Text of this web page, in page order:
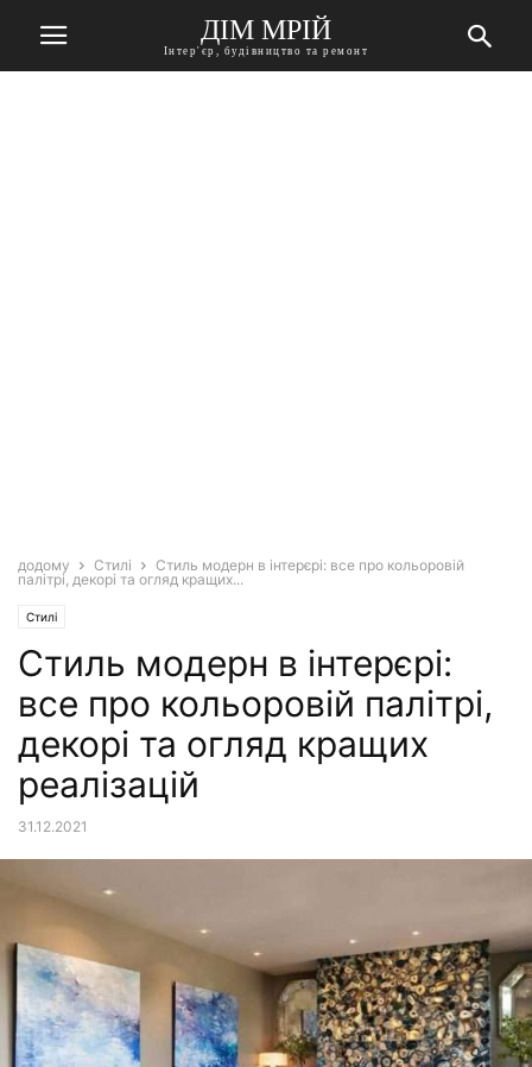
ДІМ МРІЙ
Інтер'єр, будівництво та ремонт
додому Стилі
Стиль модерн в інтерєрі: все про кольоровій
палітрі, декорі та огляд кращих...
Стилі
Стиль модерн в інтерєрі:
все про кольоровій палітрі,
декорі та огляд кращих
реалізацій
31.12.2021